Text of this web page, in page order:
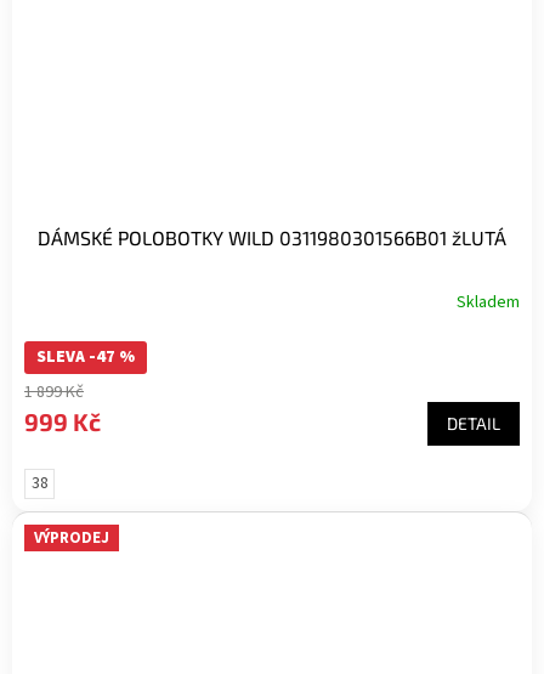
DÁMSKÉ POLOBOTKY WILD 0311980301566B01 žLUTÁ
Skladem
SLEVA -47 %
1 899 Kč
999 Kč DETAIL
38
VÝPRODEJ